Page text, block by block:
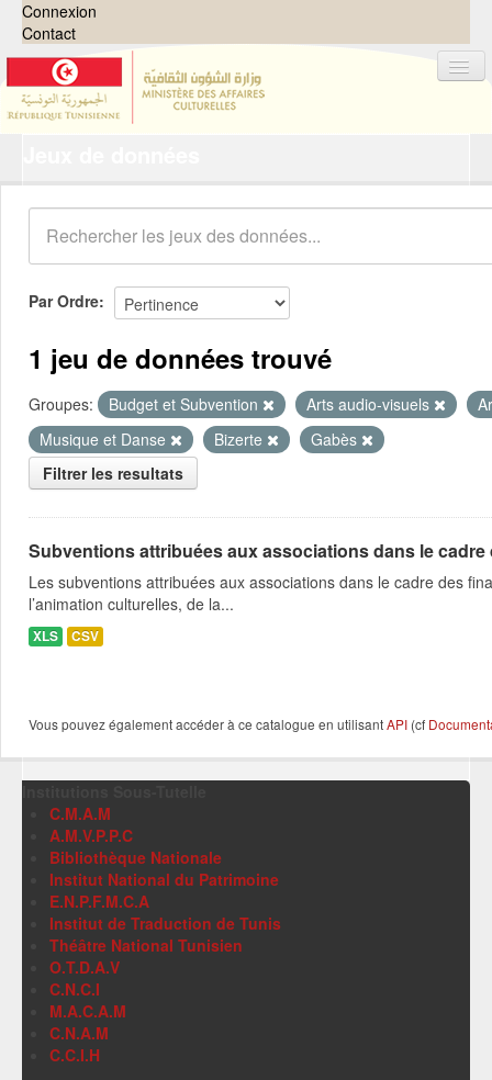
Connexion
Contact
Organisations
Groupes
Demandes 0
À propos
Par Ordre
1 jeu de données trouvé
Groupes: Budget et Subvention Arts audio-visuels
Musique et Danse
Bizerte
Gabès
Filtrer les resultats
Subventions attribuées aux associations dans le
Les subventions attribuées aux associations dans le cadre des
l’animation culturelles, de la...
XLS CSV
Vous pouvez également accéder à ce catalogue en utilisantAPI (cf
C.M.A.M
A.M.V.P.P.C
Bibliothèque Nationale
Institut National du Patrimoine
E.N.P.F.M.C.A
Institut de Traduction de Tunis
Théâtre National Tunisien
O.T.D.A.V
C.N.C.I
M.A.C.A.M
C.N.A.M
C.C.I.H